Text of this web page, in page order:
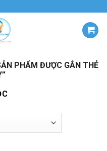
PHẨM ĐƯỢC GẮN THẺ